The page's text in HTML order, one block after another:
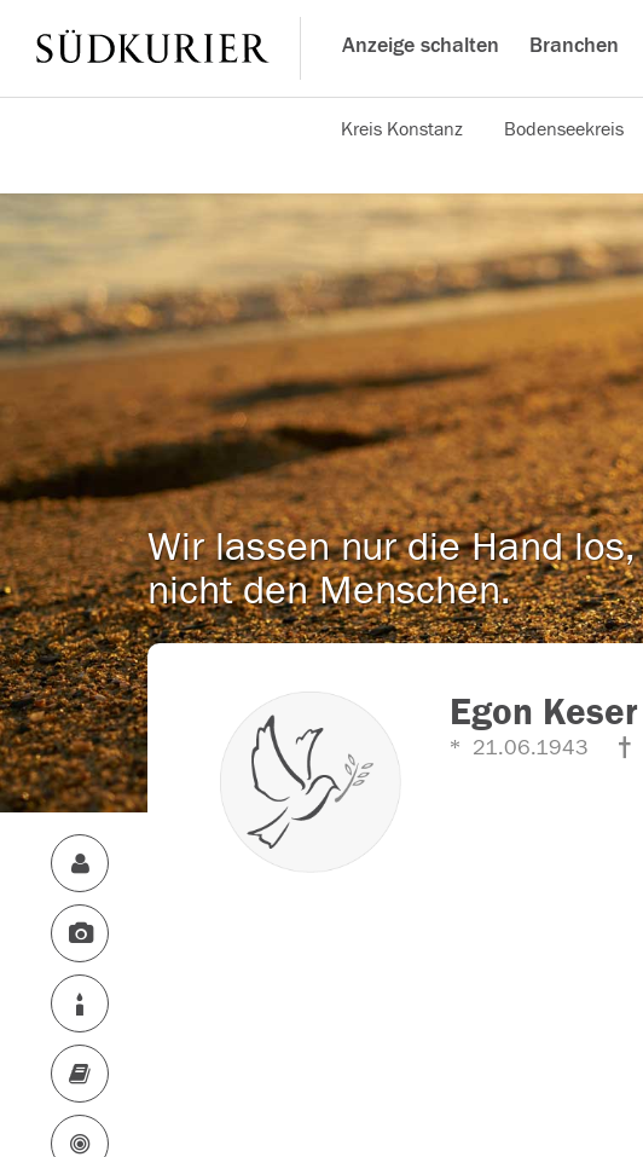
Anzeige schalten Branchen
Kreis Konstanz Bodenseekreis
Wir lassen nur die Hand los,
nicht den Menschen.
Egon Keser
21.06.1943